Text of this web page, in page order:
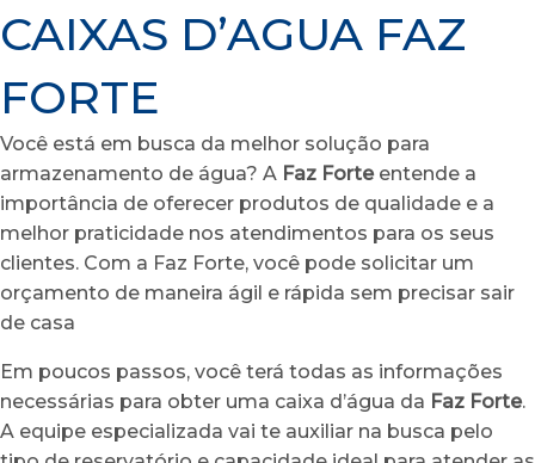
CAIXAS D’AGUA FAZ
FORTE
Você está em busca da melhor solução para
armazenamento de água? A Faz Forteentende a
importância de oferecer produtos de qualidade e a
melhor praticidade nos atendimentos para os seus
clientes. Com a Faz Forte, você pode solicitar um
orçamento de maneira ágil e rápida sem precisar sair
de casa
Em poucos passos, você terá todas as informações
necessárias para obter uma caixa d’água da Faz Forte.
A equipe especializada vai te auxiliar na busca pelo